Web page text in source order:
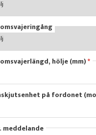
hölje (mm)
på fordonet
meddelande